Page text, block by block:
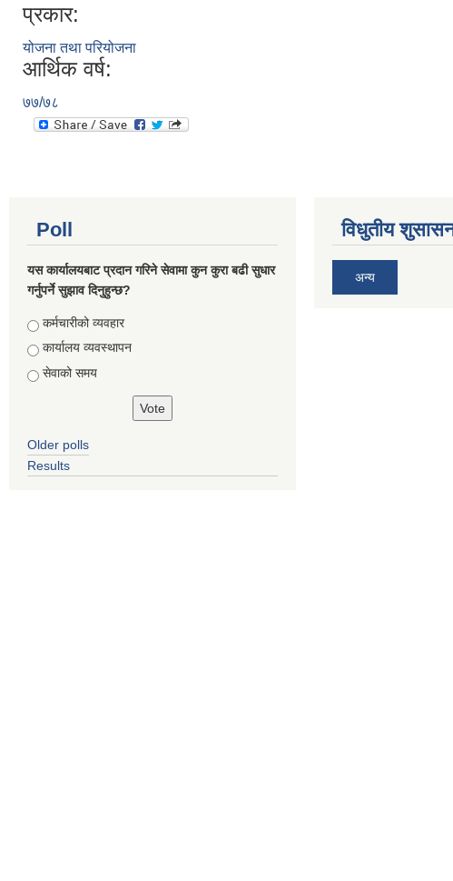
प्रकार:
योजना तथा परियोजना
आर्थिक वर्ष:
७७/७८
Poll
यस कार्यालयबाट प्रदान गरिने सेवामा कुन कुरा बढी सुधार
गर्नुपर्ने सुझाव दिनुहुन्छ?
Choices
कर्मचारीको व्यवहार
कार्यालय व्यवस्थापन
सेवाको समय
Older polls
Results
विधुतीय
अन्य